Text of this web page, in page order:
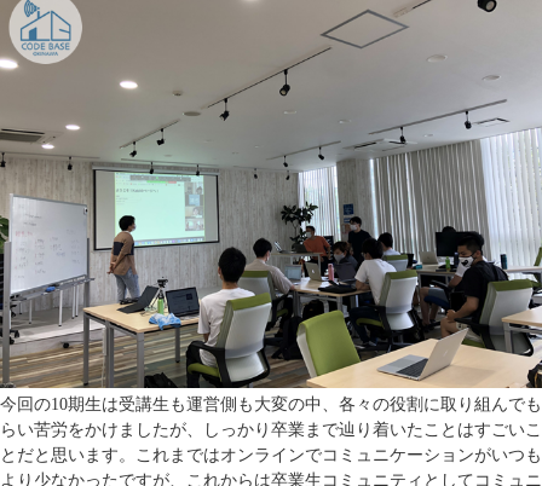
今回の10期生は受講生も運営側も大変の中、各々の役割に取り組んでも
らい苦労をかけましたが、しっかり卒業まで辿り着いたことはすごいこ
とだと思います。これまではオンラインでコミュニケーションがいつも
より少なかったですが、これからは卒業生コミュニティとしてコミュニ